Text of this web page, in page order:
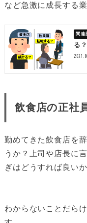
など急激に成長する
る
飲食店の正社
勤めてきた飲食店を
うか？上司や店長に
ぎはどうすれば良いか
わからないことだら